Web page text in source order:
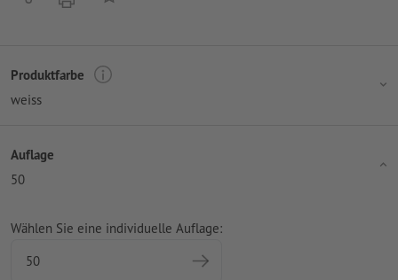
Produktfarbe
weiss
Auflage
50
Wählen Sie eine individuelle Auflage: